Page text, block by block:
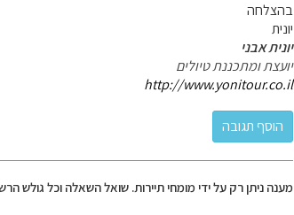
בהצלחה
יונית
יונית אבני
יועצת ומתכננת טיולים
http://www.yonitour.co.il
מענה ניתן רק על ידי מומחי תיירות. שואל השאלה וכל גולש